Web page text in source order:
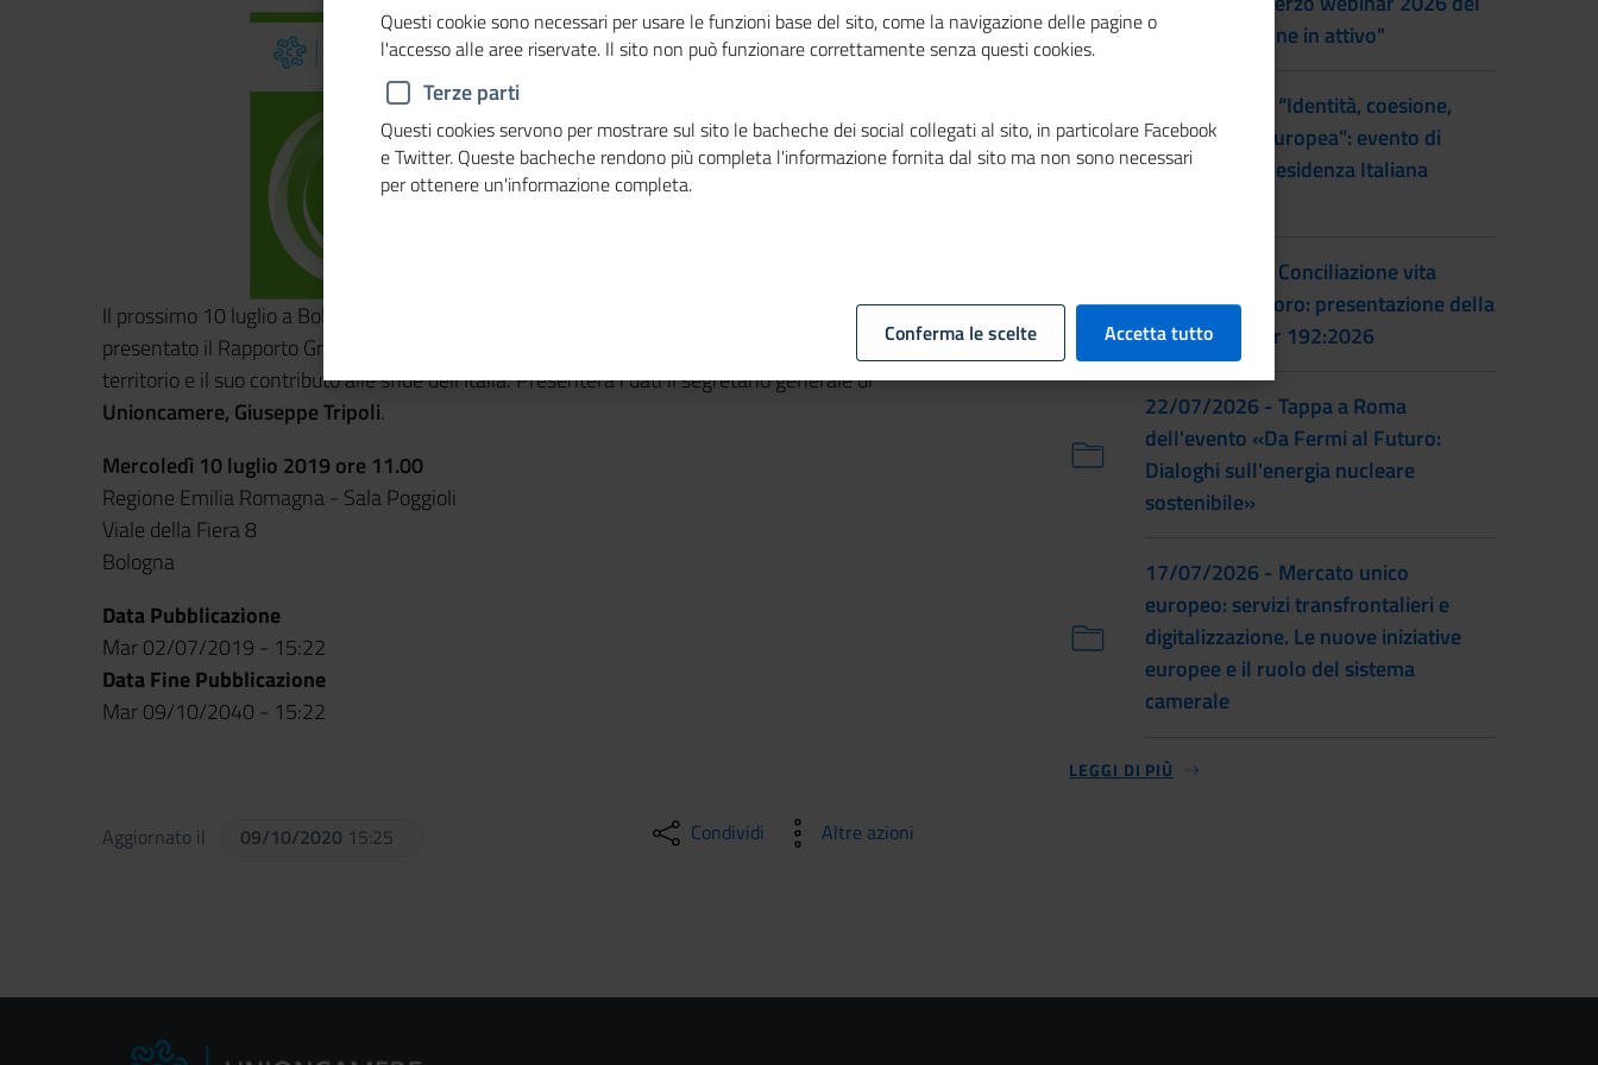
Il prossimo 10 luglio a Bologna, presso la sede della Regione Emilia-Romagna, sarà
presentato il Rapporto GreenItaly di Fondazione Symbola e
, con un focus sul
territorio e il suo contributo alle sfide dell'Italia. Presenterà i dati il segretario generale di
Unioncamere, Giuseppe Tripoli.
Mercoledì 10 luglio 2019 ore 11.00
Regione Emilia Romagna - Sala Poggioli
Viale della Fiera 8
Bologna
Data Pubblicazione
Mar 02/07/2019 - 15:22
Data Fine Pubblicazione
Mar 09/10/2040 - 15:22
Aggiornato il 09/10/2020 15:25 Condividi Altre azioni
progetto "Donne in attivo"
28/07/2026 - “Identità, coesione,
integrazione europea”: evento di
lancio della Presidenza Italiana
22/07/2026 - Conciliazione vita
familiare e lavoro: presentazione della
prassi UNI/Pdr 192:2026
22/07/2026 - Tappa a Roma
dell'evento «Da Fermi al Futuro:
Dialoghi sull'energia nucleare
sostenibile»
17/07/2026 - Mercato unico
europeo: servizi transfrontalieri e
digitalizzazione. Le nuove iniziative
europee e il ruolo del sistema
camerale
LEGGI DI PIÙ
Questi cookie sono necessari per usare le funzioni base del sito, come la navigazione delle pagine o
l'accesso alle aree riservate. Il sito non può funzionare correttamente senza questi cookies.
Terze parti
Questi cookies servono per mostrare sul sito le bacheche dei social collegati al sito, in particolare Facebook
e Twitter. Queste bacheche rendono più completa l'informazione fornita dal sito ma non sono necessari
per ottenere un'informazione completa.
Conferma le scelte Accetta tutto